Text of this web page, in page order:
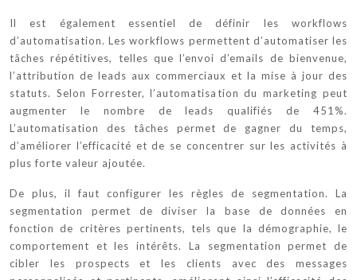
Il est également essentiel de définir les workflows
d’automatisation. Les workflows permettent d’automatiser les
tâches répétitives, telles que l’envoi d’emails de bienvenue,
l’attribution de leads aux commerciaux et la mise à jour des
statuts. Selon Forrester, l’automatisation du marketing peut
augmenter le nombre de leads qualifiés de 451%.
L’automatisation des tâches permet de gagner du temps,
d’améliorer l’efficacité et de se concentrer sur les activités à
plus forte valeur ajoutée.
De plus, il faut configurer les règles de segmentation. La
segmentation permet de diviser la base de données en
fonction de critères pertinents, tels que la démographie, le
comportement et les intérêts. La segmentation permet de
cibler les prospects et les clients avec des messages